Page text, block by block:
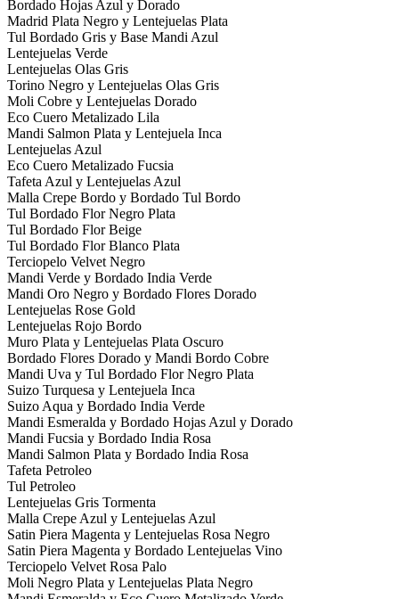
Bordado Hojas Azul y Dorado
Madrid Plata Negro y Lentejuelas Plata
Tul Bordado Gris y Base Mandi Azul
Lentejuelas Verde
Lentejuelas Olas Gris
Torino Negro y Lentejuelas Olas Gris
Moli Cobre y Lentejuelas Dorado
Eco Cuero Metalizado Lila
Mandi Salmon Plata y Lentejuela Inca
Lentejuelas Azul
Eco Cuero Metalizado Fucsia
Tafeta Azul y Lentejuelas Azul
Malla Crepe Bordo y Bordado Tul Bordo
Tul Bordado Flor Negro Plata
Tul Bordado Flor Beige
Tul Bordado Flor Blanco Plata
Terciopelo Velvet Negro
Mandi Verde y Bordado India Verde
Mandi Oro Negro y Bordado Flores Dorado
Lentejuelas Rose Gold
Lentejuelas Rojo Bordo
Muro Plata y Lentejuelas Plata Oscuro
Bordado Flores Dorado y Mandi Bordo Cobre
Mandi Uva y Tul Bordado Flor Negro Plata
Suizo Turquesa y Lentejuela Inca
Suizo Aqua y Bordado India Verde
Mandi Esmeralda y Bordado Hojas Azul y Dorado
Mandi Fucsia y Bordado India Rosa
Mandi Salmon Plata y Bordado India Rosa
Tafeta Petroleo
Tul Petroleo
Lentejuelas Gris Tormenta
Malla Crepe Azul y Lentejuelas Azul
Satin Piera Magenta y Lentejuelas Rosa Negro
Satin Piera Magenta y Bordado Lentejuelas Vino
Terciopelo Velvet Rosa Palo
Moli Negro Plata y Lentejuelas Plata Negro